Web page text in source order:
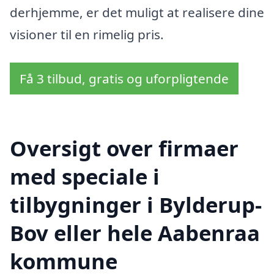
derhjemme, er det muligt at realisere dine
visioner til en rimelig pris.
Få 3 tilbud, gratis og uforpligtende
Oversigt over firmaer
med speciale i
tilbygninger i Bylderup-
Bov eller hele Aabenraa
kommune